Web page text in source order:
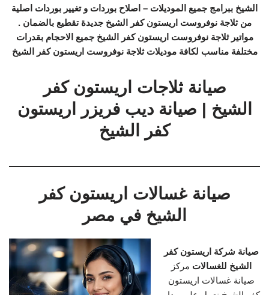
الشيخ ببرامج جميع الموديلات – اصلاح بوردات و تغيير بوردات اصلية
من ثلاجة نوفروست اريستون كفر الشيخ جديدة تقطيع بالضمان .
مواتير ثلاجة نوفروست اريستون كفر الشيخ جميع الاحجام بقدرات
مختلفة مناسب لكافة موديلات ثلاجة نوفروست اريستون كفر الشيخ
صيانة ثلاجات اريستون كفر
الشيخ | صيانة ديب فريزر اريستون
كفر الشيخ
صيانة غسالات اريستون كفر
الشيخ في مصر
صيانة شركة اريستون كفر
الشيخ للغسالات مركز
صيانة غسالات اريستون